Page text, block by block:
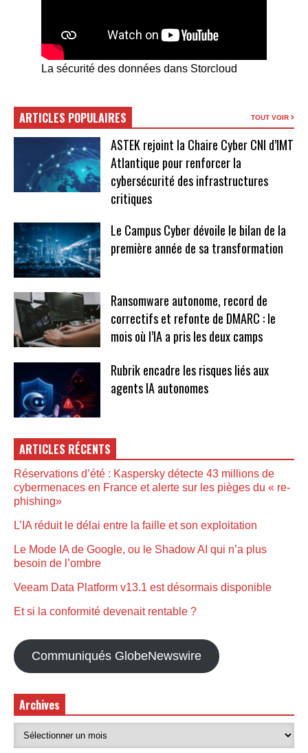
La sécurité des données dans Storcloud
ARTICLES POPULAIRES TOUT VOIR
ASTEK rejoint la Chaire Cyber CNI d’IMT
Atlantique pour renforcer la
cybersécurité des infrastructures
critiques
Le Campus Cyber dévoile le bilan de la
première année de sa transformation
Ransomware autonome, record de
correctifs et refonte de DMARC : le
mois où l’IA a pris les deux camps
Rubrik encadre les risques liés aux
agents IA autonomes
ARTICLES RÉCENTS
Réservations d’été : Kaspersky détecte 43 millions de
cybermenaces en France et alerte sur les pièges du « re-
phishing»
L’IA réduit le délai entre la faille et son exploitation
Le Mode IA de Google, ou le Shadow AI qui n’a plus
besoin de l’ombre
Veeam Data Platform v13.1 est désormais disponible
Et si la conformité devenait rentable ?
Communiqués GlobeNewswire
Archives